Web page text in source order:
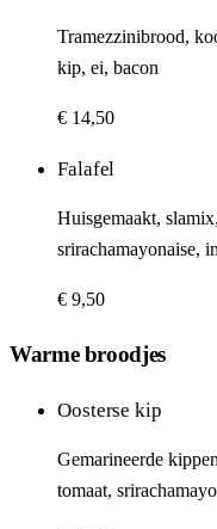
Tramezzinibrood,
kip, ei, bacon
€ 14,50
Falafel
Huisgemaakt,
srirachamayonaise,
€ 9,50
Warme broodjes
Oosterse kip
Gemarineerde
tomaat,